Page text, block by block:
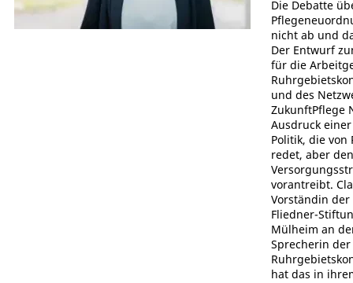
Die Debatte
nicht ab und
Der Entwurf
für die
und des
ZukunftPflege
Ausdruck
Politik, die von
redet, aber
vorantreibt.
Vorständin der
Fliedner-
Mülheim an
Sprecherin der
hat das in